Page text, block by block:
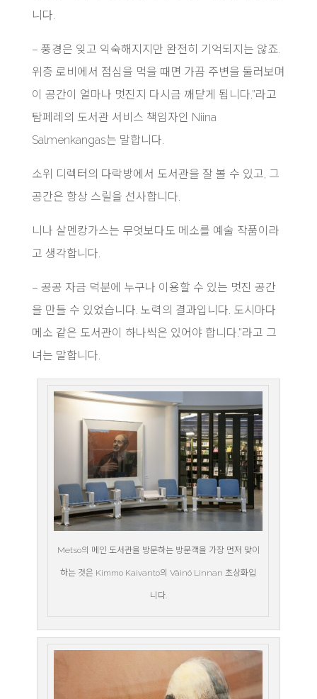
니다.
– 풍경은 잊고 익숙해지지만 완전히 기억되지는 않죠.
위층 로비에서 점심을 먹을 때면 가끔 주변을 둘러보며
이 공간이 얼마나 멋진지 다시금 깨닫게 됩니다.”라고
탐페레의 도서관 서비스 책임자인 Niina
Salmenkangas는 말합니다.
소위 디렉터의 다락방에서 도서관을 잘 볼 수 있고, 그
공간은 항상 스릴을 선사합니다.
니나 살멘캉가스는 무엇보다도 메소를 예술 작품이라
고 생각합니다.
– 공공 자금 덕분에 누구나 이용할 수 있는 멋진 공간
을 만들 수 있었습니다. 노력의 결과입니다. 도시마다
메소 같은 도서관이 하나씩은 있어야 합니다.”라고 그
녀는 말합니다.
Metso의 메인 도서관을 방문하는 방문객을 가장 먼저 맞이
하는 것은 Kimmo Kaivanto의 Väinö Linnan 초상화입
니다.